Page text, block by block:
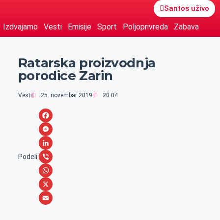
Santos uživo
Izdvajamo Vesti Emisije Sport Poljoprivreda Zabava
Ratarska proizvodnja
porodice Zarin
Vesti 25. novembar 2019. 20:04
Podeli:
F
a
c
e
b
o
M
e
s
s
e
L
i
n
k
V
i
b
W
h
X